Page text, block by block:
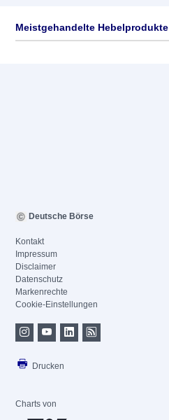
Meistgehandelte Hebelprodukte
Deutsche Börse
Kontakt
Impressum
Disclaimer
Datenschutz
Markenrechte
Cookie-Einstellungen
Drucken
Charts von